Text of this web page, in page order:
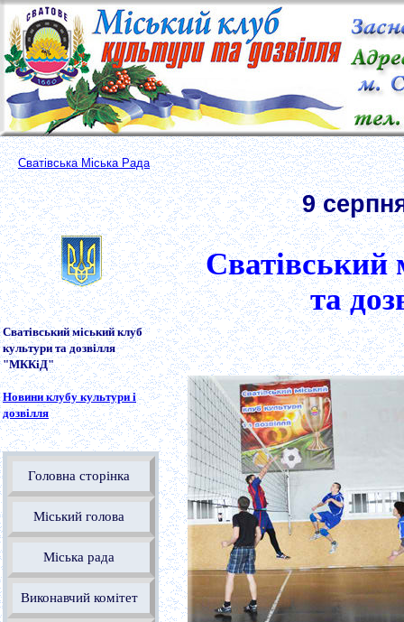
Сватівська Міська Рада
Сватівський міський клуб
культури та дозвілля
"МККіД"
Новини клубу культури і
дозвілля
Головна сторінка
Міський голова
Міська рада
Виконавчий комітет
9
Сватівський
та